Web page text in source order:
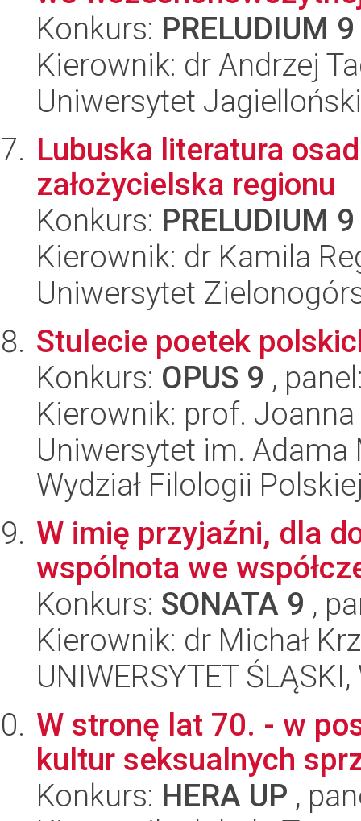
Konkurs: PRELUDIUM 9
Kierownik: dr Andrzej
Uniwersytet
Lubuska literatura
założycielska regionu
Konkurs: PRELUDIUM 9
Kierownik: dr Kamila
Uniwersytet
Stulecie poetek
Konkurs: OPUS 9 ,
Kierownik: prof.
Uniwersytet im.
Wydział Filologii
W imię przyjaźni, dla
wspólnota we
Konkurs: SONATA 9 ,
Kierownik: dr Michał
UNIWERSYTET
W stronę lat 70. - w
kultur seksualnych
Konkurs: HERA UP ,